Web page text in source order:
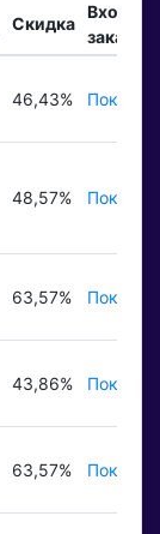
Скидка
заказы
46,43%
48,57%
63,57%
43,86%
63,57%